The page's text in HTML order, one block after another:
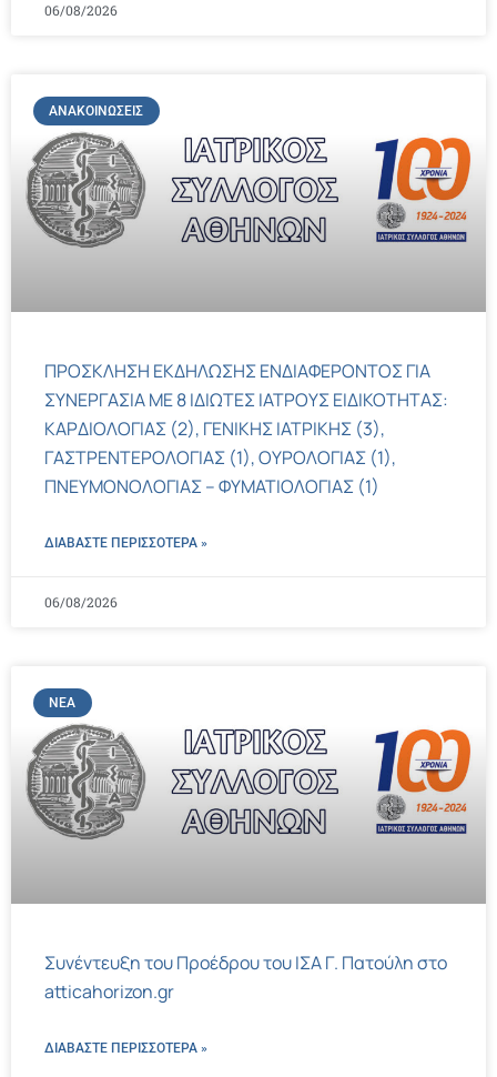
06/08/2026
ΑΝΑΚΟΙΝΏΣΕΙΣ
ΠΡΟΣΚΛΗΣΗ ΕΚΔΗΛΩΣΗΣ ΕΝΔΙΑΦΕΡΟΝΤΟΣ ΓΙΑ
ΣΥΝΕΡΓΑΣΙΑ ΜΕ 8 ΙΔΙΩΤΕΣ ΙΑΤΡΟΥΣ ΕΙΔΙΚΟΤΗΤΑΣ:
ΚΑΡΔΙΟΛΟΓΙΑΣ (2), ΓΕΝΙΚΗΣ ΙΑΤΡΙΚΗΣ (3),
ΓΑΣΤΡΕΝΤΕΡΟΛΟΓΙΑΣ (1), ΟΥΡΟΛΟΓΙΑΣ (1),
ΠΝΕΥΜΟΝΟΛΟΓΙΑΣ – ΦΥΜΑΤΙΟΛΟΓΙΑΣ (1)
ΔΙΑΒΑΣΤΕ ΠΕΡΙΣΣΌΤΕΡΑ »
06/08/2026
ΝΈΑ
Συνέντευξη του Προέδρου του ΙΣΑ Γ. Πατούλη στο
atticahorizon.gr
ΔΙΑΒΑΣΤΕ ΠΕΡΙΣΣΌΤΕΡΑ »